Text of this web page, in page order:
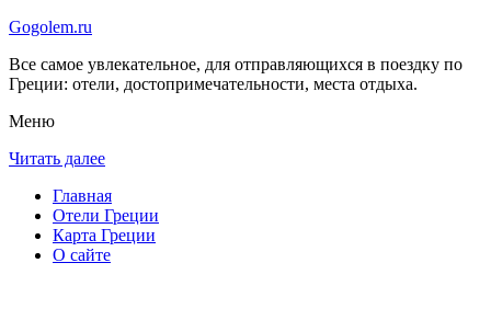
Gogolem.ru
Все самое увлекательное, для отправляющихся в поездку по
Греции: отели, достопримечательности, места отдыха.
Меню
Читать далее
Главная
Отели Греции
Карта Греции
О сайте